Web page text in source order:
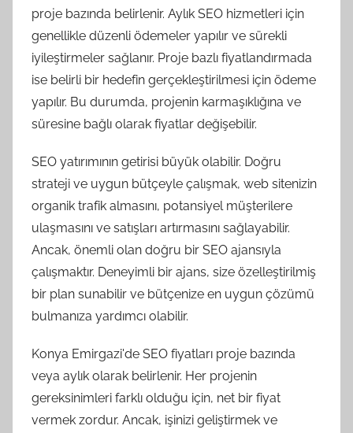
proje bazında belirlenir. Aylık SEO hizmetleri için
genellikle düzenli ödemeler yapılır ve sürekli
iyileştirmeler sağlanır. Proje bazlı fiyatlandırmada
ise belirli bir hedefin gerçekleştirilmesi için ödeme
yapılır. Bu durumda, projenin karmaşıklığına ve
süresine bağlı olarak fiyatlar değişebilir.
SEO yatırımının getirisi büyük olabilir. Doğru
strateji ve uygun bütçeyle çalışmak, web sitenizin
organik trafik almasını, potansiyel müşterilere
ulaşmasını ve satışları artırmasını sağlayabilir.
Ancak, önemli olan doğru bir SEO ajansıyla
çalışmaktır. Deneyimli bir ajans, size özelleştirilmiş
bir plan sunabilir ve bütçenize en uygun çözümü
bulmanıza yardımcı olabilir.
Konya Emirgazi'de SEO fiyatları proje bazında
veya aylık olarak belirlenir. Her projenin
gereksinimleri farklı olduğu için, net bir fiyat
vermek zordur. Ancak, işinizi geliştirmek ve